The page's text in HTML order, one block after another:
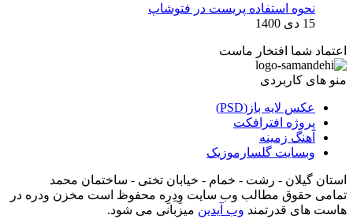
نحوه استفاده پریست در فتوشاپ
15 دی 1400
اعتماد شما افتخار ماست
منو های کاربردی
عکس لایه باز(PSD)
پروژه افترافکت
آهنگ زمینه
وبسایت گلسارموزیک
استان گیلان - رشت - خمام - خیابان تختی - ساختمان محمد
تمامی حقوق مطالب وب سایت وِدِرِه محفوظ است مخزن ودره در
هاست های قدرتمند وب آیدین میزبانی می شود.